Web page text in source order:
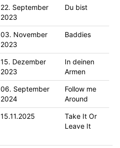
22. September
2023
Du bist
03. November
2023
Baddies
15. Dezember
2023
In deinen
Armen
06. September
2024
Follow me
Around
15.11.2025
Take It Or
Leave It